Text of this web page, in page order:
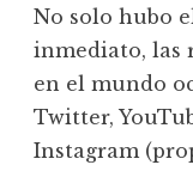
No solo hubo
inmediato, las
en el mundo
Twitter,
Instagram